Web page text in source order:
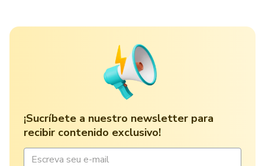
¡Sucríbete a nuestro newsletter para
recibir contenido exclusivo!